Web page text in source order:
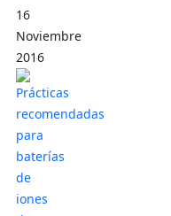
16
Noviembre
2016